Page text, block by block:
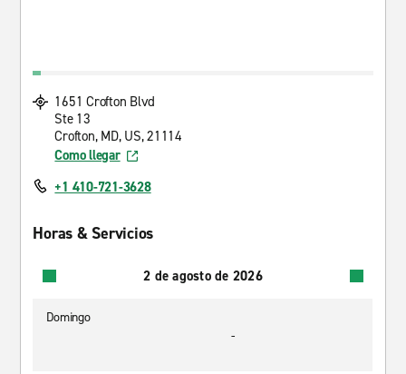
1651 Crofton Blvd
Ste 13
Crofton, MD, US, 21114
Como llegar
+1 410-721-3628
Horas & Servicios
2 de agosto de 2026
Domingo
-